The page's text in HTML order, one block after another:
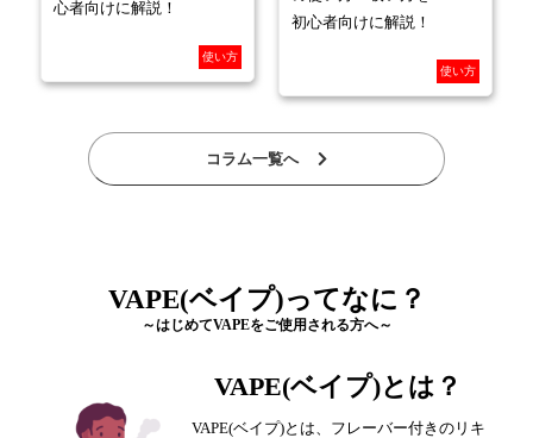
心者向けに解説！
使い方
初心者向けに解説！
使い方
コラム一覧へ
VAPE(ベイプ)ってなに？
～はじめてVAPEをご使用される方へ～
VAPE(ベイプ)とは？
VAPE(ベイプ)とは、フレーバー付きのリキ